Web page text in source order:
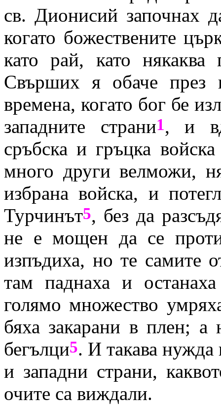
св. Дионисий започнах
когато божествените
като рай, като някаква
Свърших я обаче през
времена, когато бог бе
западните страни1, и
сръбска и гръцка
много други велможи,
избрана войска, и
Турчинът5, без да
не е мощен да се
изпъдиха, но те самите
там паднаха и
голямо множество
бяха закарани в плен; а
бегълци5. И такава нужда
и западни страни,
очите са виждали.